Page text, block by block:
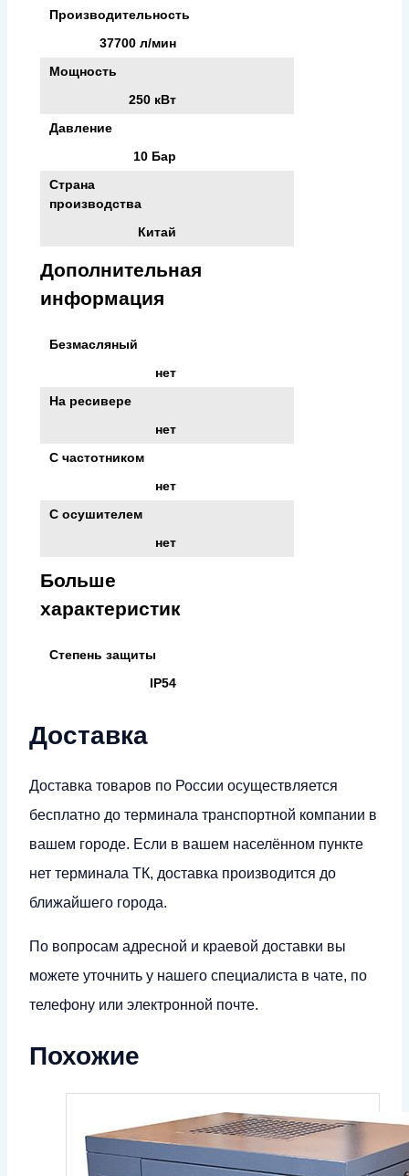
Производительность
37700 л/мин
Мощность
250 кВт
Давление
10 Бар
Страна
производства
Китай
Дополнительная
информация
Безмасляный
нет
На ресивере
нет
С частотником
нет
С осушителем
нет
Больше
характеристик
Степень защиты
IP54
Доставка
Доставка товаров по России осуществляется
бесплатно до терминала транспортной компании в
вашем городе. Если в вашем населённом пункте
нет терминала ТК, доставка производится до
ближайшего города.
По вопросам адресной и краевой доставки вы
можете уточнить у нашего специалиста в чате, по
телефону или электронной почте.
Похожие